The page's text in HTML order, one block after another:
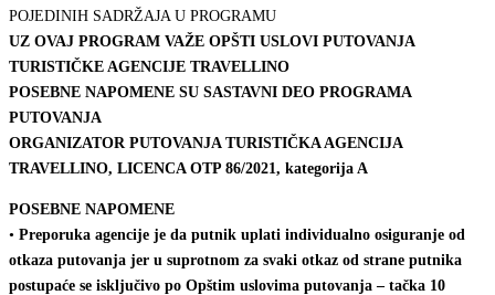
POJEDINIH SADRŽAJA U PROGRAMU
UZ OVAJ PROGRAM VAŽE OPŠTI USLOVI PUTOVANJA
TURISTIČKE AGENCIJE TRAVELLINO
POSEBNE NAPOMENE SU SASTAVNI DEO PROGRAMA
PUTOVANJA
ORGANIZATOR PUTOVANJA TURISTIČKA AGENCIJA
TRAVELLINO, LICENCA OTP 86/2021, kategorija A
POSEBNE NAPOMENE
• Preporuka agencije je da putnik uplati individualno osiguranje od
otkaza putovanja jer u suprotnom za svaki otkaz od strane putnika
postupaće se isključivo po Opštim uslovima putovanja – tačka 10